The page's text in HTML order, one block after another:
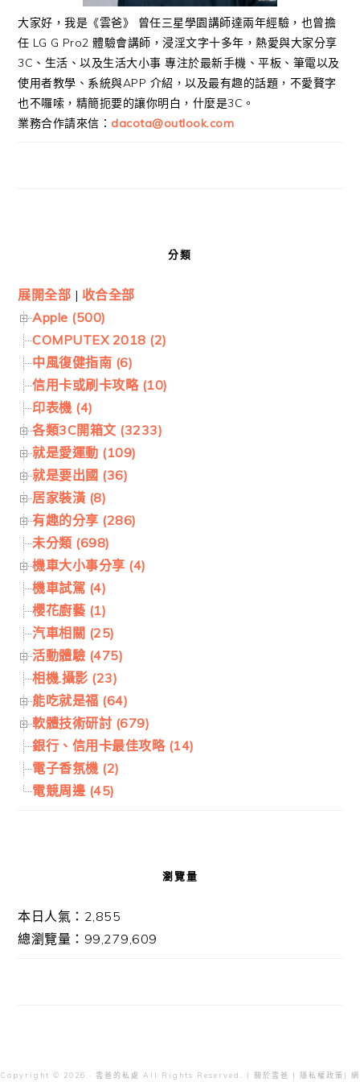
大家好，我是《雲爸》 曾任三星學園講師達兩年經驗，也曾擔
任 LG G Pro2 體驗會講師，浸淫文字十多年，熱愛與大家分享
3C、生活、以及生活大小事 專注於最新手機、平板、筆電以及
使用者教學、系統與APP 介紹，以及最有趣的話題，不愛贅字
也不囉嗦，精簡扼要的讓你明白，什麼是3C。
業務合作請來信： dacota@outlook.com
分類
展開全部 | 收合全部
Apple (500)
COMPUTEX 2018 (2)
中風復健指南 (6)
信用卡或刷卡攻略 (10)
印表機 (4)
各類3C開箱文 (3233)
就是愛運動 (109)
就是要出國 (36)
居家裝潢 (8)
有趣的分享 (286)
未分類 (698)
機車大小事分享 (4)
機車試駕 (4)
櫻花廚藝 (1)
汽車相關 (25)
活動體驗 (475)
相機.攝影 (23)
能吃就是福 (64)
軟體技術研討 (679)
銀行、信用卡最佳攻略 (14)
電子香氛機 (2)
電競周邊 (45)
瀏覽量
本日人氣：2,855
總瀏覽量：99,279,609
Copyright © 2026 · 雲爸的私處 All Rights Reserved. | 關於雲爸 | 隱私權政策 | 網